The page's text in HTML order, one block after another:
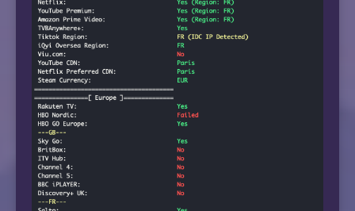
9  223.120.6.17  136.92 ms  AS58453
10  *
11  *
12  *
13  *